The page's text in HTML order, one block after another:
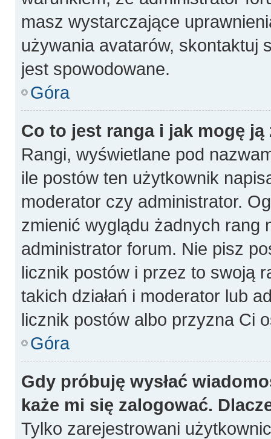
masz wystarczające
używania avatarów, skontaktuj
jest spowodowane.
Góra
Co to jest ranga i jak mogę ją
Rangi, wyświetlane pod
ile postów ten użytkownik
moderator czy administrator.
zmienić wyglądu żadnych rang
administrator forum. Nie pisz
licznik postów i przez to swoją
takich działań i moderator lub
licznik postów albo przyzna Ci
Góra
Gdy próbuję wysłać
każe mi się zalogować.
Tylko zarejestrowani